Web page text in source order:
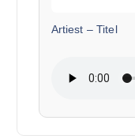
Artiest – Titel